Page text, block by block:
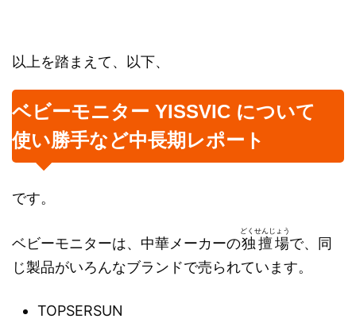
以上を踏まえて、以下、
ベビーモニター YISSVIC について
使い勝手など中長期レポート
です。
ベビーモニターは、中華メーカーの独擅場
どくせんじょう
で、同
じ製品がいろんなブランドで売られています。
TOPSERSUN